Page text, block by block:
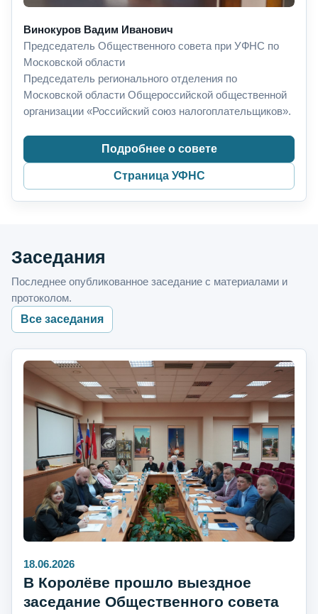
Винокуров Вадим Иванович
Председатель Общественного совета при УФНС по
Московской области
Председатель регионального отделения по
Московской области Общероссийской общественной
организации «Российский союз налогоплательщиков».
Подробнее о совете
Страница УФНС
Заседания
Последнее опубликованное заседание с материалами и
протоколом.
Все заседания
18.06.2026
В Королёве прошло выездное
заседание Общественного совета